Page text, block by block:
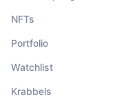
NFTs
Portfolio
Watchlist
Krabbels